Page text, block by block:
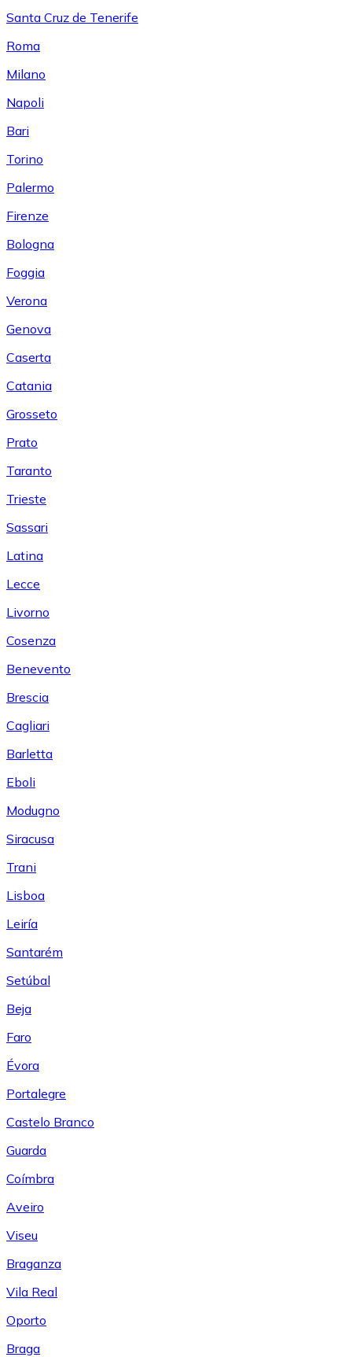
Santa Cruz de Tenerife
Roma
Milano
Napoli
Bari
Torino
Palermo
Firenze
Bologna
Foggia
Verona
Genova
Caserta
Catania
Grosseto
Prato
Taranto
Trieste
Sassari
Latina
Lecce
Livorno
Cosenza
Benevento
Brescia
Cagliari
Barletta
Eboli
Modugno
Siracusa
Trani
Lisboa
Leiría
Santarém
Setúbal
Beja
Faro
Évora
Portalegre
Castelo Branco
Guarda
Coímbra
Aveiro
Viseu
Braganza
Vila Real
Oporto
Braga